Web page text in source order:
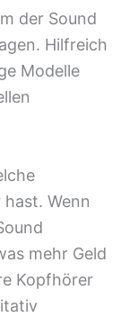
der Sound
Hilfreich
Modelle
Wenn
mehr Geld
Kopfhörer